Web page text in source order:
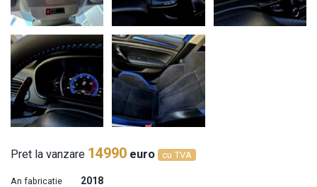
Pret la vanzare 14990 euro cu TVA
An fabricatie 2018